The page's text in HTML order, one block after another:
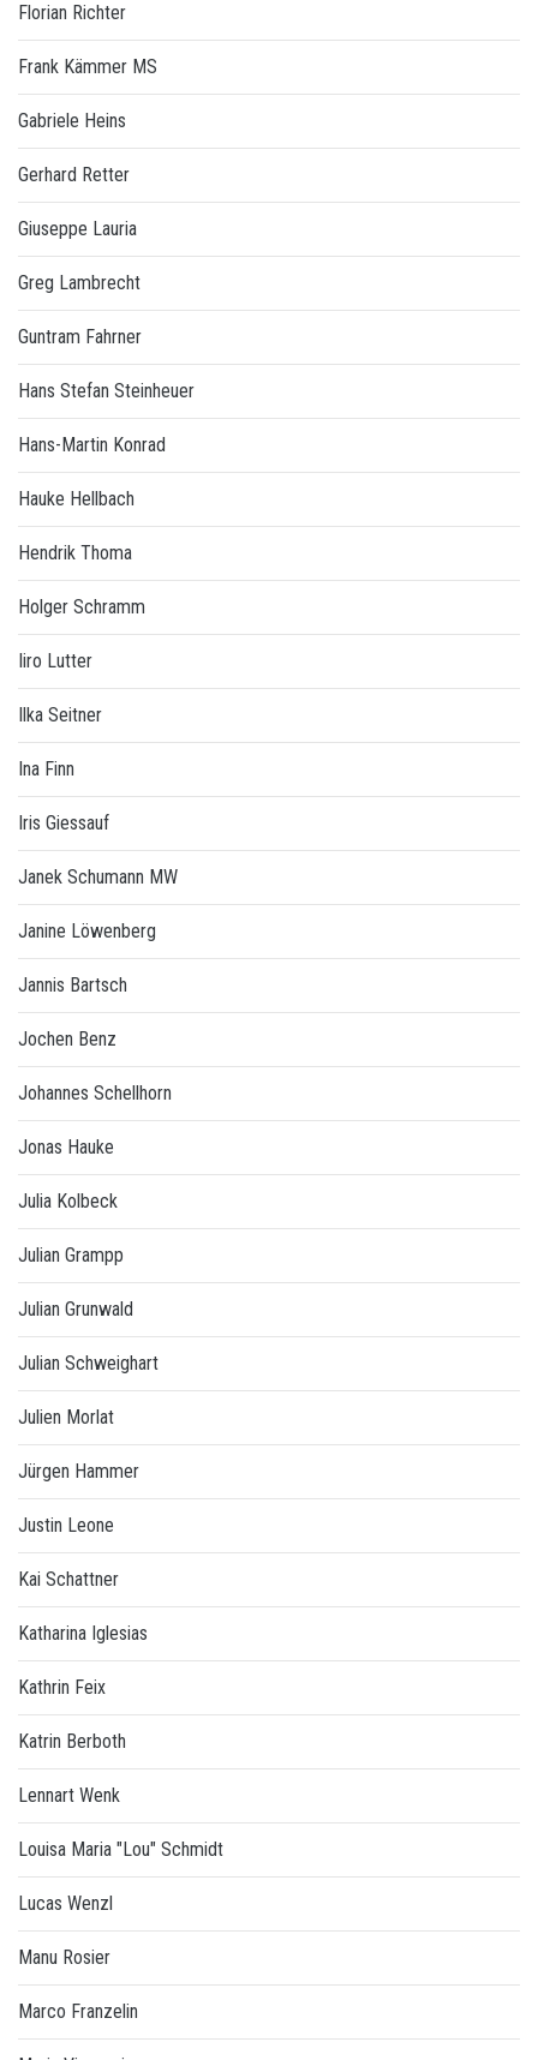
Florian Richter
Frank Kämmer MS
Gabriele Heins
Gerhard Retter
Giuseppe Lauria
Greg Lambrecht
Guntram Fahrner
Hans Stefan Steinheuer
Hans-Martin Konrad
Hauke Hellbach
Hendrik Thoma
Holger Schramm
Iiro Lutter
Ilka Seitner
Ina Finn
Iris Giessauf
Janek Schumann MW
Janine Löwenberg
Jannis Bartsch
Jochen Benz
Johannes Schellhorn
Jonas Hauke
Julia Kolbeck
Julian Grampp
Julian Grunwald
Julian Schweighart
Julien Morlat
Jürgen Hammer
Justin Leone
Kai Schattner
Katharina Iglesias
Kathrin Feix
Katrin Berboth
Lennart Wenk
Louisa Maria "Lou" Schmidt
Lucas Wenzl
Manu Rosier
Marco Franzelin